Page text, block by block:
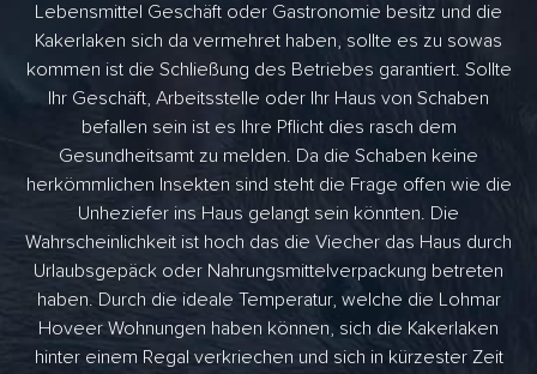
Lebensmittel Geschäft oder Gastronomie besitz und die
Kakerlaken sich da vermehret haben, sollte es zu sowas
kommen ist die Schließung des Betriebes garantiert. Sollte
Ihr Geschäft, Arbeitsstelle oder Ihr Haus von Schaben
befallen sein ist es Ihre Pflicht dies rasch dem
Gesundheitsamt zu melden. Da die Schaben keine
herkömmlichen Insekten sind steht die Frage offen wie die
Unheziefer ins Haus gelangt sein könnten. Die
Wahrscheinlichkeit ist hoch das die Viecher das Haus durch
Urlaubsgepäck oder Nahrungsmittelverpackung betreten
haben. Durch die ideale Temperatur, welche die Lohmar
Hoveer Wohnungen haben können, sich die Kakerlaken
hinter einem Regal verkriechen und sich in kürzester Zeit